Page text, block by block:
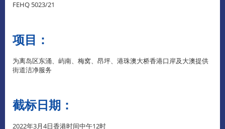
FEHQ 5023/21
项目：
为离岛区东涌、屿南、梅窝、昂坪、港珠澳大桥香港口岸及大澳提供
街道洁净服务
截标日期：
2022年3月4日香港时间中午12时